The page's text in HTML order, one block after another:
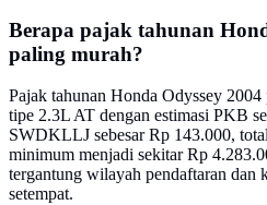
Berapa pajak tahunan
paling murah?
Pajak tahunan Honda Odyssey
tipe 2.3L AT dengan estimasi PKB
SWDKLLJ sebesar Rp 143.000,
minimum menjadi sekitar Rp
tergantung wilayah pendaftaran dan
setempat.